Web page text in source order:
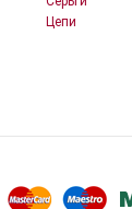
Цепи